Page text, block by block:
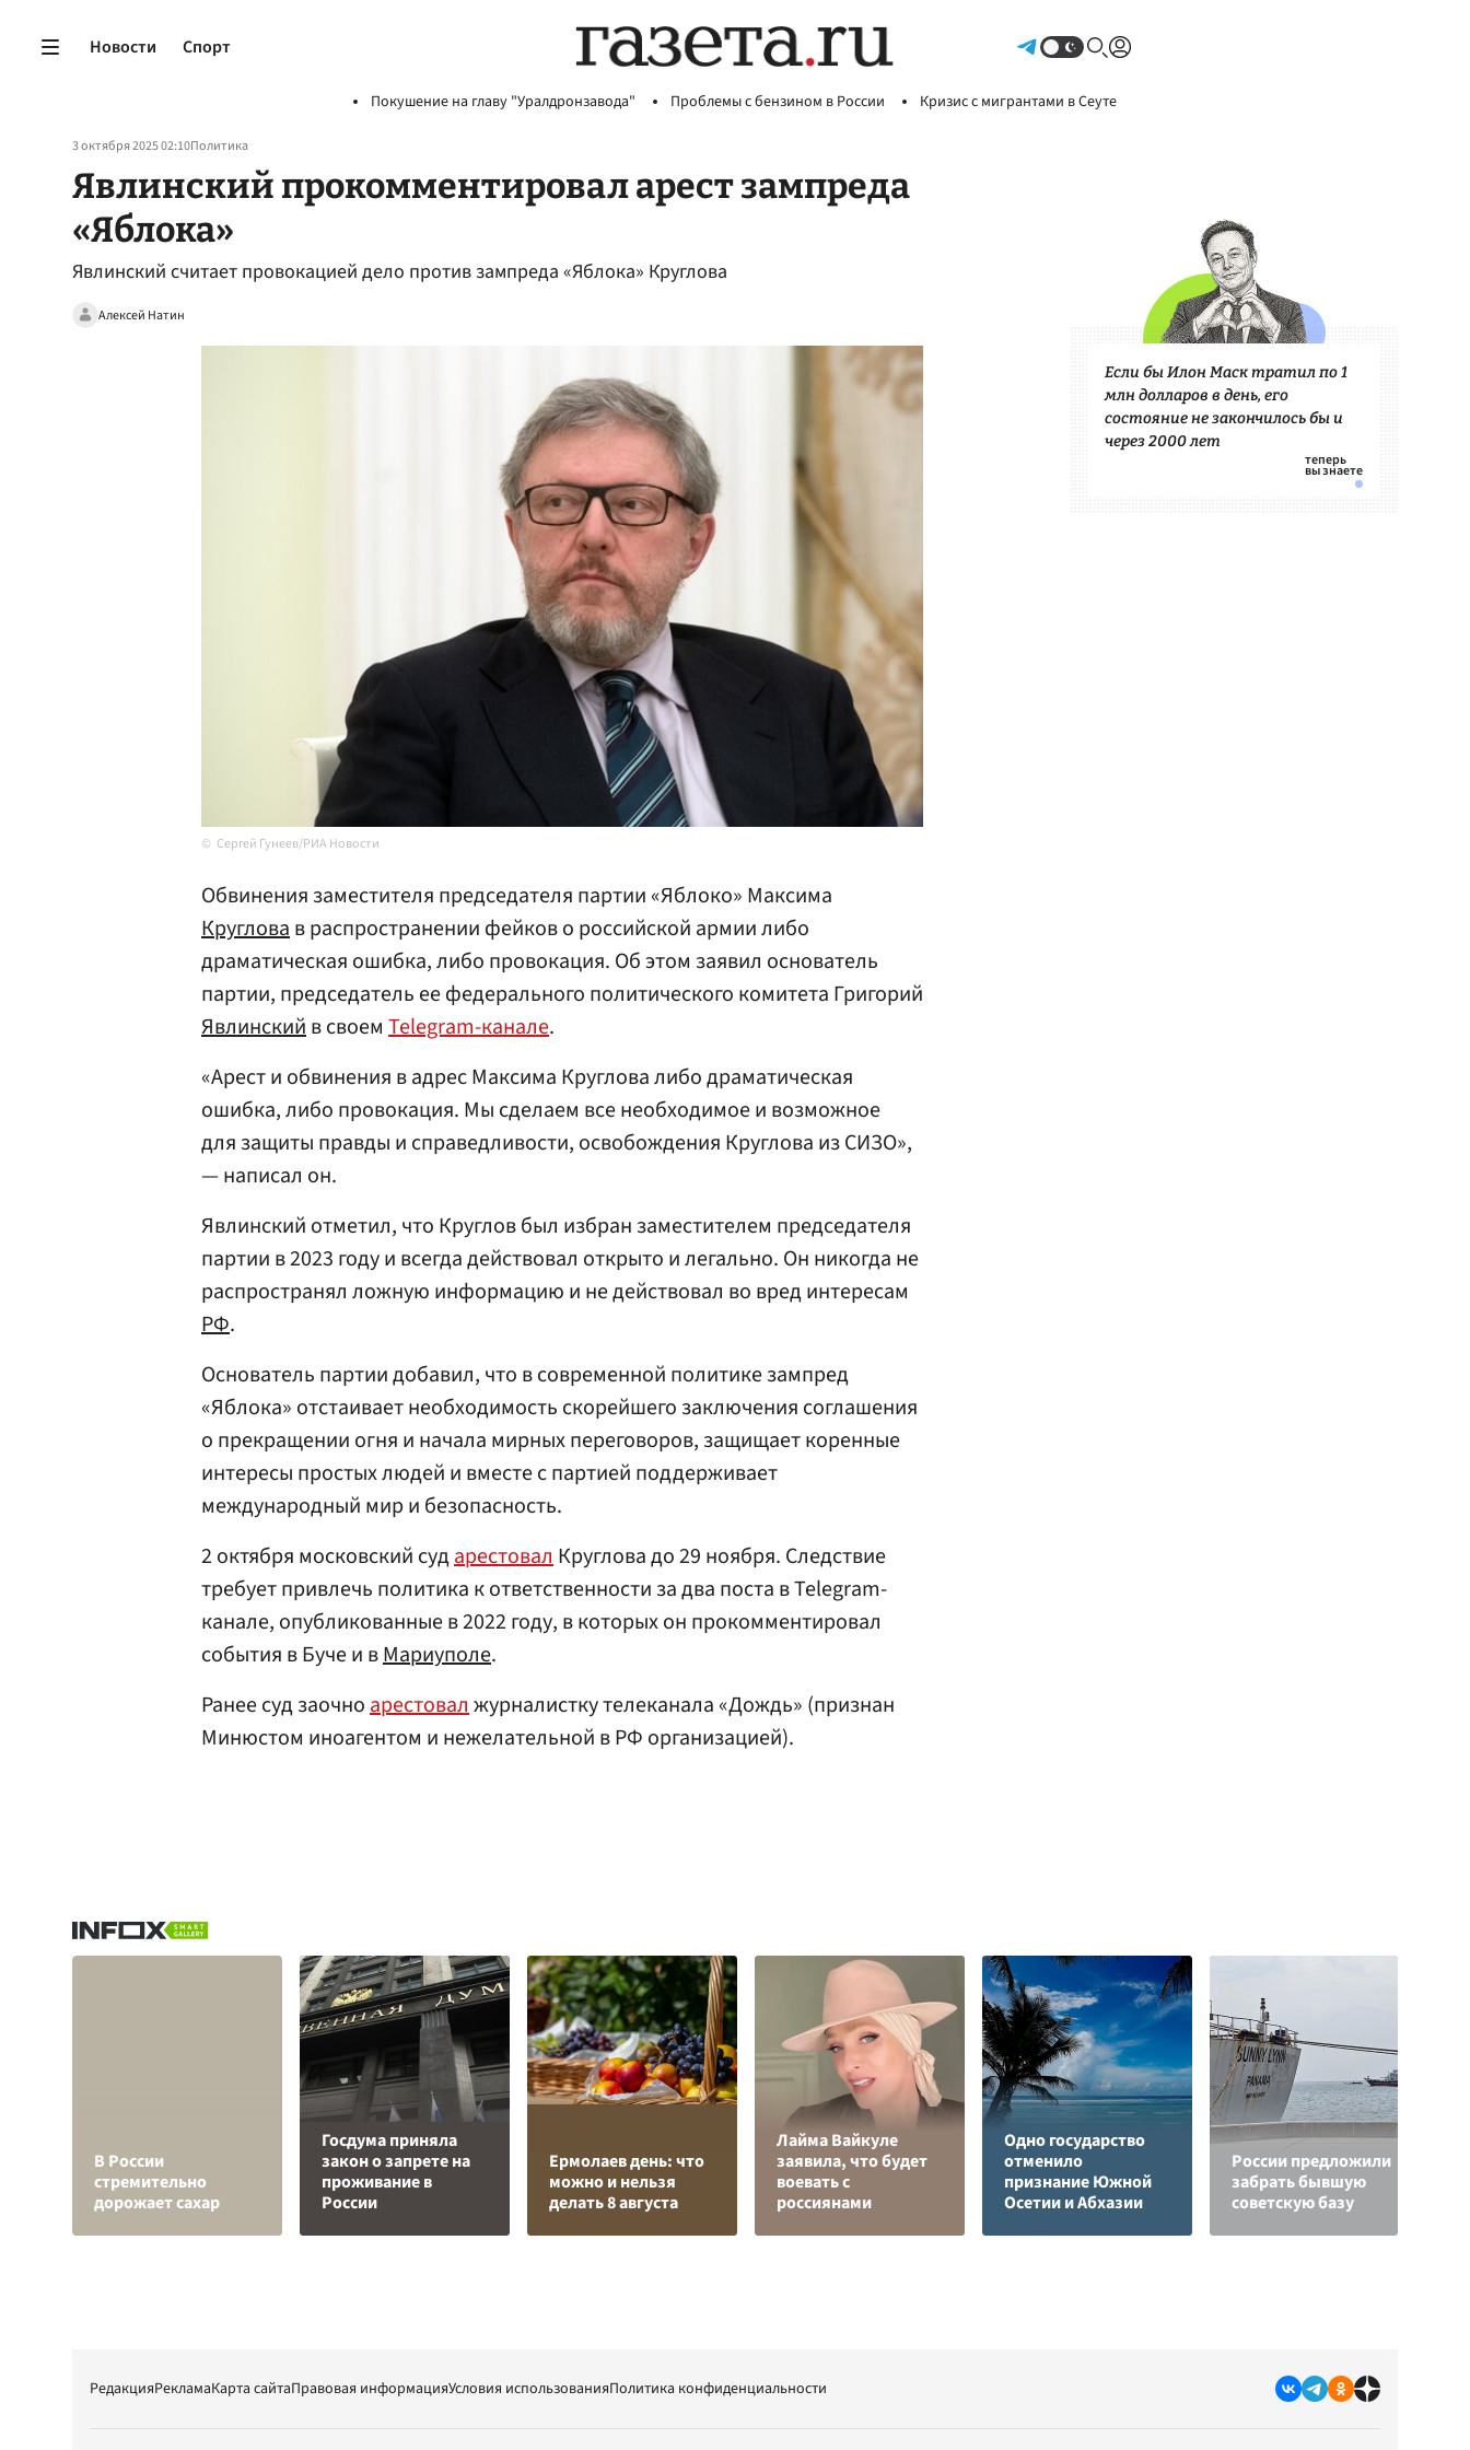
Новости Спорт
Покушение на главу "Уралдронзавода" Проблемы с бензином в России Кризис с мигрантами в Сеуте
3 октября 2025 02:10Политика
Явлинский прокомментировал арест зампреда
«Яблока»
Явлинский считает провокацией дело против зампреда «Яблока» Круглова
Алексей Натин
Сергей Гунеев/РИА Новости
Обвинения заместителя председателя партии «Яблоко» Максима
Кругловав распространении фейков о российской армии либо
драматическая ошибка, либо провокация. Об этом заявил основатель
партии, председатель ее федерального политического комитета Григорий
Явлинскийв своем Telegram-канале.
«Арест и обвинения в адрес Максима Круглова либо драматическая
ошибка, либо провокация. Мы сделаем все необходимое и возможное
для защиты правды и справедливости, освобождения Круглова из СИЗО»,
— написал он.
Явлинский отметил, что Круглов был избран заместителем председателя
партии в 2023 году и всегда действовал открыто и легально. Он никогда не
распространял ложную информацию и не действовал во вред интересам
РФ.
Основатель партии добавил, что в современной политике зампред
«Яблока» отстаивает необходимость скорейшего заключения соглашения
о прекращении огня и начала мирных переговоров, защищает коренные
интересы простых людей и вместе с партией поддерживает
международный мир и безопасность.
2 октября московский сударестовалКруглова до 29 ноября. Следствие
требует привлечь политика к ответственности за два поста в Telegram-
канале, опубликованные в 2022 году, в которых он прокомментировал
события в Буче и вМариуполе.
Ранее суд заочноарестовалжурналистку телеканала «Дождь» (признан
Минюстом иноагентом и нежелательной в РФ организацией).
Если бы Илон Маск тратил по 1
млн долларов в день, его
состояние не закончилось бы и
через 2000 лет
В России
стремительно
дорожает сахар
Госдума приняла
закон о запрете на
проживание в
России
Ермолаев день: что
можно и нельзя
делать 8 августа
Лайма Вайкуле
заявила, что будет
воевать с
россиянами
Одно государство
отменило
признание Южной
Осетии и Абхазии
России предложили
забрать бывшую
советскую базу
РедакцияРекламаКарта сайтаПравовая информацияУсловия использованияПолитика конфиденциальности